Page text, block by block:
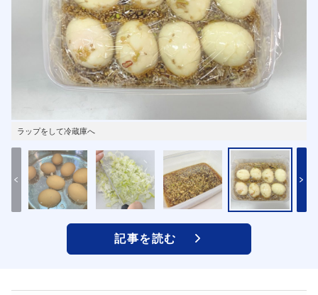
ラップをして冷蔵庫へ
記事を読む